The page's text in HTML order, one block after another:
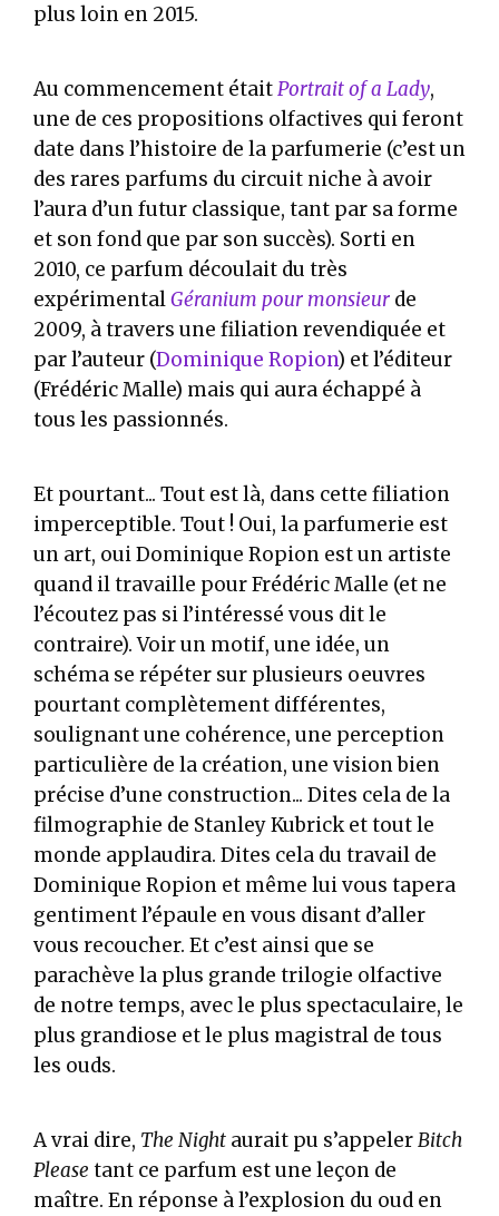
plus loin en 2015.
Au commencement étaitPortrait of a Lady,
une de ces propositions olfactives qui feront
date dans l’histoire de la parfumerie (c’est un
des rares parfums du circuit niche à avoir
l’aura d’un futur classique, tant par sa forme
et son fond que par son succès). Sorti en
2010, ce parfum découlait du très
expérimentalGéranium pour monsieur de
2009, à travers une filiation revendiquée et
par l’auteur (Dominique Ropion) et l’éditeur
(Frédéric Malle) mais qui aura échappé à
tous les passionnés.
Et pourtant... Tout est là, dans cette filiation
imperceptible. Tout ! Oui, la parfumerie est
un art, oui Dominique Ropion est un artiste
quand il travaille pour Frédéric Malle (et ne
l’écoutez pas si l’intéressé vous dit le
contraire). Voir un motif, une idée, un
schéma se répéter sur plusieurs oeuvres
pourtant complètement différentes,
soulignant une cohérence, une perception
particulière de la création, une vision bien
précise d’une construction... Dites cela de la
filmographie de Stanley Kubrick et tout le
monde applaudira. Dites cela du travail de
Dominique Ropion et même lui vous tapera
gentiment l’épaule en vous disant d’aller
vous recoucher. Et c’est ainsi que se
parachève la plus grande trilogie olfactive
de notre temps, avec le plus spectaculaire, le
plus grandiose et le plus magistral de tous
les ouds.
A vrai dire, The Night aurait pu s’appelerBitch
Please tant ce parfum est une leçon de
maître. En réponse à l’explosion du oud en